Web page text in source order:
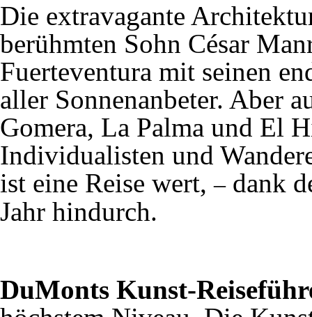
Die extravagante
berühmten Sohn César
Fuerteventura mit seinen
aller Sonnenanbeter. Aber
Gomera, La Palma und El
Individualisten und
ist eine Reise wert,–dank
Jahr hindurch.
DuMonts Kunst-